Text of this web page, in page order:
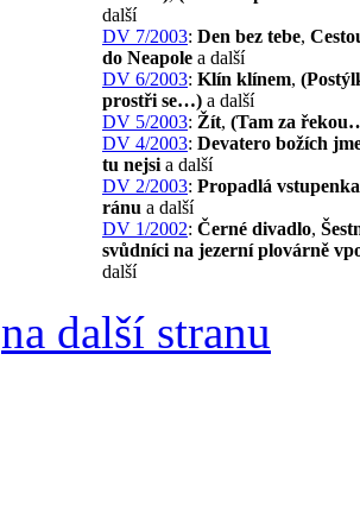
další
DV 7/2003: Den bez tebe,
do Neapole a další
DV 6/2003: Klín klínem,
prostři se…) a další
DV 5/2003: Žít, (Tam za
DV 4/2003: Devatero božích
tu nejsi a další
DV 2/2003: Propadlá vstupenka
ránu a další
DV 1/2002: Černé divadlo,
svůdníci na jezerní plovárně
další
na další stranu